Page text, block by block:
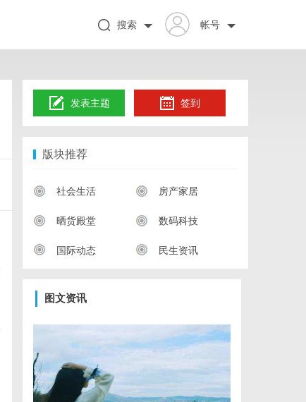
帐号
搜索
发表主题 签到
版块推荐
社会生活 房产家居
晒货殿堂 数码科技
国际动态 民生资讯
图文资讯